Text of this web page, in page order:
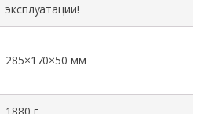
эксплуатации!
285×170×50 мм